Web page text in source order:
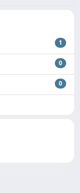
1
0
0